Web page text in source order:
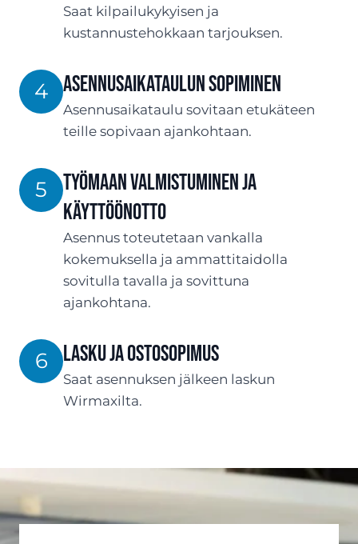
Saat kilpailukykyisen ja
kustannustehokkaan tarjouksen.
4 ASENNUSaikataulun sopiminen
Asennusaikataulu sovitaan etukäteen
teille sopivaan ajankohtaan.
5
Työmaan valmistuminen ja
käyttöönotto
Asennus toteutetaan vankalla
kokemuksella ja ammattitaidolla
sovitulla tavalla ja sovittuna
ajankohtana.
6 Lasku ja ostosopimus
Saat asennuksen jälkeen laskun
Wirmaxilta.